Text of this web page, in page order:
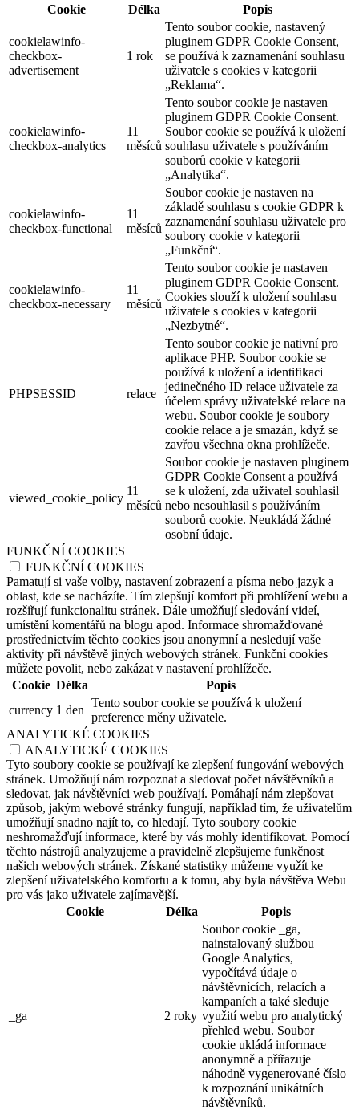
Cookie
Délka Popis
cookielawinfo-
checkbox-
advertisement
1 rok
Tento soubor cookie, nastavený
pluginem GDPR Cookie Consent,
se používá k zaznamenání souhlasu
uživatele s cookies v kategorii
„Reklama“.
cookielawinfo-
checkbox-analytics
11
měsíců
Tento soubor cookie je nastaven
pluginem GDPR Cookie Consent.
Soubor cookie se používá k uložení
souhlasu uživatele s používáním
souborů cookie v kategorii
„Analytika“.
cookielawinfo-
checkbox-functional
11
měsíců
Soubor cookie je nastaven na
základě souhlasu s cookie GDPR k
zaznamenání souhlasu uživatele pro
soubory cookie v kategorii
„Funkční“.
cookielawinfo-
checkbox-necessary
11
měsíců
Tento soubor cookie je nastaven
pluginem GDPR Cookie Consent.
Cookies slouží k uložení souhlasu
uživatele s cookies v kategorii
„Nezbytné“.
PHPSESSID relace
Tento soubor cookie je nativní pro
aplikace PHP. Soubor cookie se
používá k uložení a identifikaci
jedinečného ID relace uživatele za
účelem správy uživatelské relace na
webu. Soubor cookie je soubory
cookie relace a je smazán, když se
zavřou všechna okna prohlížeče.
viewed_cookie_policy
11
měsíců
Soubor cookie je nastaven pluginem
GDPR Cookie Consent a používá
se k uložení, zda uživatel souhlasil
nebo nesouhlasil s používáním
souborů cookie. Neukládá žádné
osobní údaje.
FUNKČNÍ COOKIES
FUNKČNÍ COOKIES
Pamatují si vaše volby, nastavení zobrazení a písma nebo jazyk a
oblast, kde se nacházíte. Tím zlepšují komfort při prohlížení webu a
rozšiřují funkcionalitu stránek. Dále umožňují sledování videí,
umístění komentářů na blogu apod. Informace shromažďované
prostřednictvím těchto cookies jsou anonymní a nesledují vaše
aktivity při návštěvě jiných webových stránek. Funkční cookies
můžete povolit, nebo zakázat v nastavení prohlížeče.
Cookie Délka
Popis
currency 1 den
Tento soubor cookie se používá k uložení
preference měny uživatele.
ANALYTICKÉ COOKIES
ANALYTICKÉ COOKIES
Tyto soubory cookie se používají ke zlepšení fungování webových
stránek. Umožňují nám rozpoznat a sledovat počet návštěvníků a
sledovat, jak návštěvníci web používají. Pomáhají nám zlepšovat
způsob, jakým webové stránky fungují, například tím, že uživatelům
umožňují snadno najít to, co hledají. Tyto soubory cookie
neshromažďují informace, které by vás mohly identifikovat. Pomocí
těchto nástrojů analyzujeme a pravidelně zlepšujeme funkčnost
našich webových stránek. Získané statistiky můžeme využít ke
zlepšení uživatelského komfortu a k tomu, aby byla návštěva Webu
pro vás jako uživatele zajímavější.
Cookie
Délka Popis
_ga 2 roky
Soubor cookie _ga,
nainstalovaný službou
Google Analytics,
vypočítává údaje o
návštěvnících, relacích a
kampaních a také sleduje
využití webu pro analytický
přehled webu. Soubor
cookie ukládá informace
anonymně a přiřazuje
náhodně vygenerované číslo
k rozpoznání unikátních
návštěvníků.